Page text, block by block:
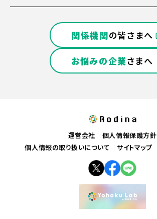
関係機関の皆さまへ
お悩みの企業さまへ
運営会社
個人情報保護方針
個人情報の取り扱いについて
サイトマップ